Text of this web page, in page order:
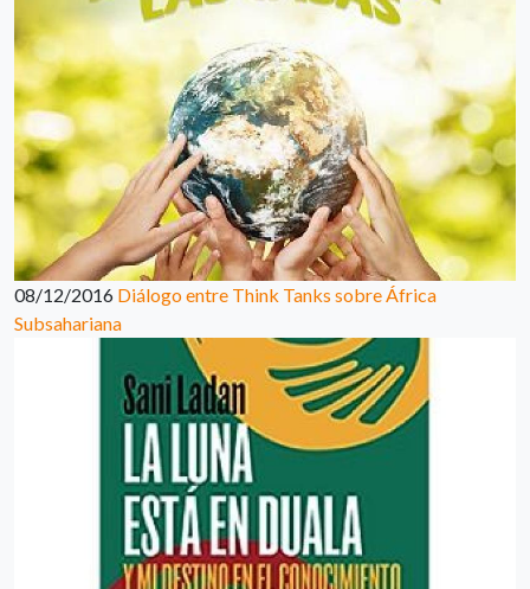
08/12/2016 Diálogo entre Think Tanks sobre África
Subsahariana